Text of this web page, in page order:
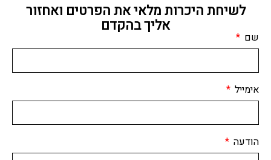
לשיחת היכרות מלאי את הפרטים ואחזור
אליך בהקדם
שם
אימייל
הודעה